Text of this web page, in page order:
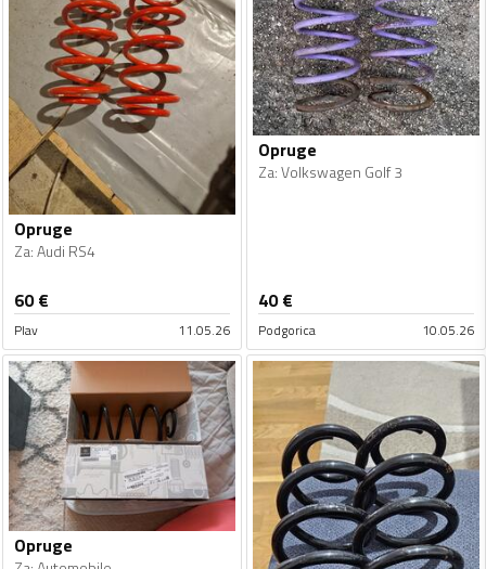
Opruge
Za:Audi RS4
60€
Plav 11.05.26
Opruge
Za:Volkswagen Golf 3
40€
Podgorica 10.05.26
Opruge